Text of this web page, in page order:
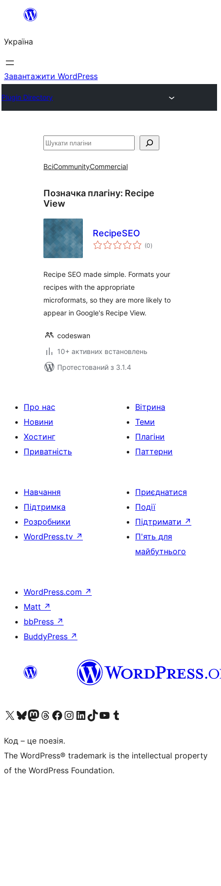
Перейти
вмісту
Україна
Завантажити WordPress
Plugin Directory
Пошук
ВсіCommunityCommercial
Позначка плагіну: Recipe
View
RecipeSEO
(0загальний
рейтинг
)
Recipe SEO made simple. Formats your
recipes with the appropriate
microformats, so they are more likely to
appear in Google's Recipe View.
codeswan
10+ активних встановлень
Протестований з 3.1.4
Про нас
Новини
Хостинг
Приватність
Вітрина
Теми
Плагіни
Паттерни
Навчання
Підтримка
Розробники
WordPress.tv ↗
Приєднатися
Події
Підтримати ↗
П'ять для
майбутнього
WordPress.com ↗
Matt ↗
bbPress ↗
BuddyPress ↗
Visit our X (formerly Twitter) account
Visit our Bluesky account
Завітайте до нашої стрічки в Mastodon
Visit our Threads account
Завітайте на нашу сторінку в Facebook
Visit our Instagram account
Visit our LinkedIn account
Visit our TikTok account
Visit our YouTube channel
Visit our Tumblr account
Код – це поезія.
The WordPress® trademark is the intellectual property
of the WordPress Foundation.